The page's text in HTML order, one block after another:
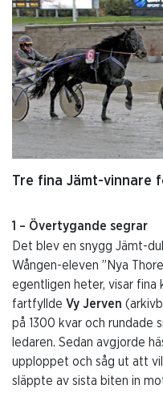
Tre fina Jämt-vinnare
1 – Övertygande segrar
Det blev en snygg Jämt-
Wången-eleven ”Nya
egentligen heter, visar
fartfyllde Vy Jerven
på 1300 kvar och rundade
ledaren. Sedan avgjorde
upploppet och såg ut att
släppte av sista biten in